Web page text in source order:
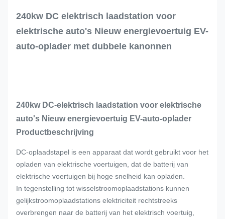
240kw DC elektrisch laadstation voor
elektrische auto's Nieuw energievoertuig EV-
auto-oplader met dubbele kanonnen
240kw DC-elektrisch laadstation voor elektrische
auto's Nieuw energievoertuig EV-auto-oplader
Productbeschrijving
DC-oplaadstapel is een apparaat dat wordt gebruikt voor het
opladen van elektrische voertuigen, dat de batterij van
elektrische voertuigen bij hoge snelheid kan opladen.
In tegenstelling tot wisselstroomoplaadstations kunnen
gelijkstroomoplaadstations elektriciteit rechtstreeks
overbrengen naar de batterij van het elektrisch voertuig,